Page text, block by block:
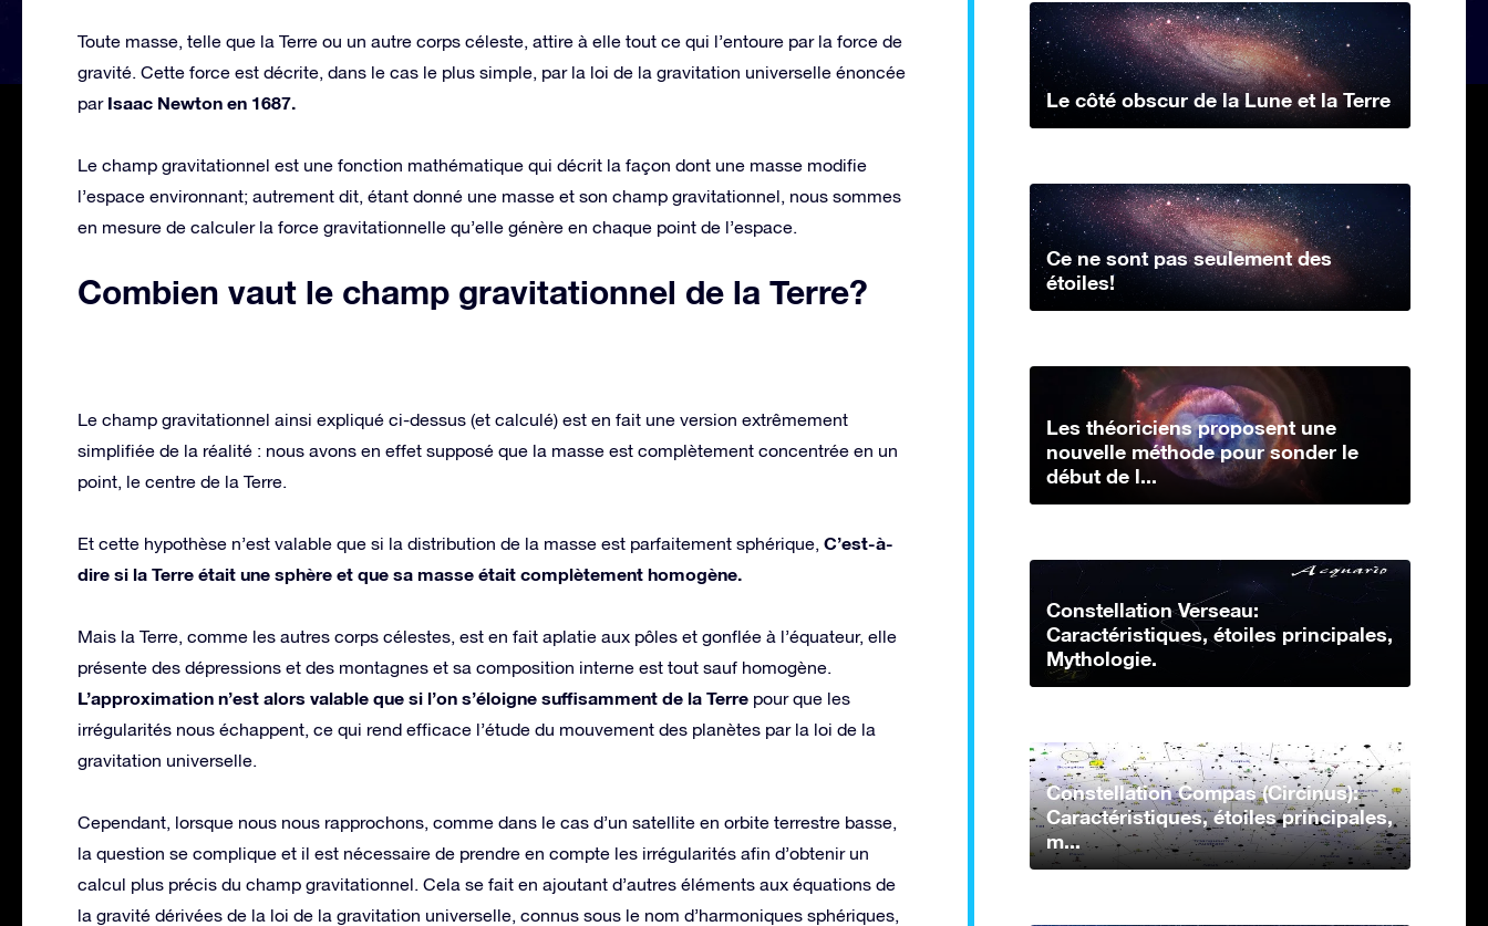
Toute masse, telle que la Terre ou un autre corps céleste, attire à elle tout ce qui l’entoure par la force de
gravité. Cette force est décrite, dans le cas le plus simple, par la loi de la gravitation universelle énoncée
parIsaac Newton en 1687.
Le champ gravitationnel est une fonction mathématique qui décrit la façon dont une masse modifie
l’espace environnant; autrement dit, étant donné une masse et son champ gravitationnel, nous sommes
en mesure de calculer la force gravitationnelle qu’elle génère en chaque point de l’espace.
Combien vaut le champ gravitationnel de la Terre?
Le champ gravitationnel ainsi expliqué ci-dessus (et calculé) est en fait une version extrêmement
simplifiée de la réalité : nous avons en effet supposé que la masse est complètement concentrée en un
point, le centre de la Terre.
Et cette hypothèse n’est valable que si la distribution de la masse est parfaitement sphérique, C’est-à-
dire si la Terre était une sphère et que sa masse était complètement homogène.
Mais la Terre, comme les autres corps célestes, est en fait aplatie aux pôles et gonflée à l’équateur, elle
présente des dépressions et des montagnes et sa composition interne est tout sauf homogène.
L’approximation n’est alors valable que si l’on s’éloigne suffisamment de la Terre pour que les
irrégularités nous échappent, ce qui rend efficace l’étude du mouvement des planètes par la loi de la
gravitation universelle.
Cependant, lorsque nous nous rapprochons, comme dans le cas d’un satellite en orbite terrestre basse,
la question se complique et il est nécessaire de prendre en compte les irrégularités afin d’obtenir un
calcul plus précis du champ gravitationnel. Cela se fait en ajoutant d’autres éléments aux équations de
la gravité dérivées de la loi de la gravitation universelle, connus sous le nom d’harmoniques sphériques,
Le côté obscur de la Lune et la Terre
Ce ne sont pas seulement des
étoiles!
Les théoriciens proposent une
nouvelle méthode pour sonder le
début de l...
Constellation Verseau:
Caractéristiques, étoiles principales,
Mythologie.
Constellation Compas (Circinus):
Caractéristiques, étoiles principales,
m...